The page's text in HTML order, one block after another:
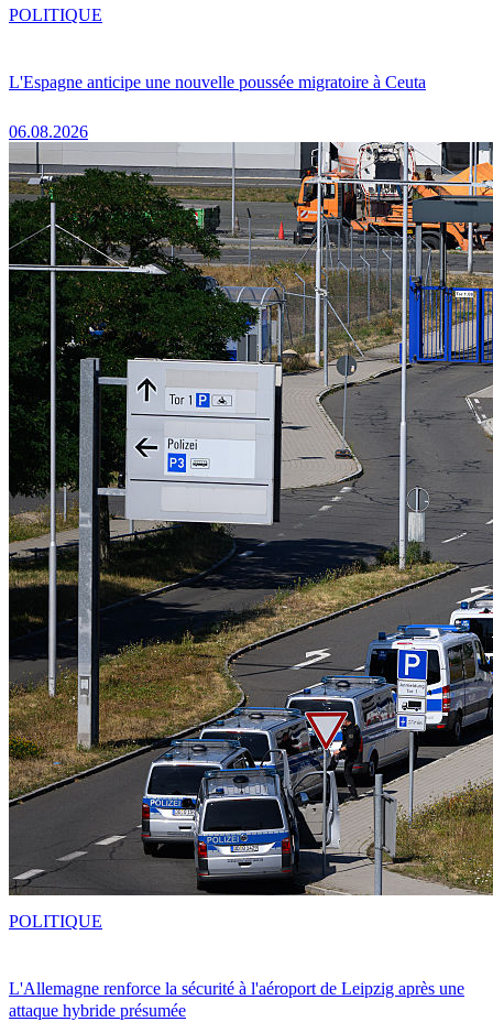
L'Espagne anticipe une nouvelle poussée migratoire à Ceuta
06.08.2026
POLITIQUE
L'Allemagne renforce la sécurité à l'aéroport de Leipzig après une
attaque hybride présumée
POLITIQUE